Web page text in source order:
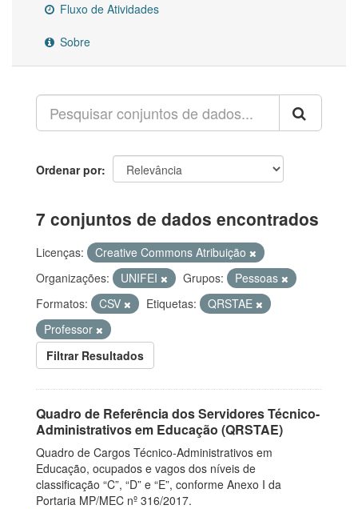
Fluxo de Atividades
Sobre
Ordenar por
7 conjuntos de dados encontrados
Licenças:
Creative Commons Atribuição
Organizações:
UNIFEI Grupos:
Pessoas
Formatos:
CSV Etiquetas:
QRSTAE
Professor
Filtrar Resultados
Quadro de Referência dos Servidores Técnico-
Administrativos em Educação (QRSTAE)
Quadro de Cargos Técnico-Administrativos em
Educação, ocupados e vagos dos níveis de
classificação “C”, “D” e “E”, conforme Anexo I da
Portaria MP/MEC nº 316/2017.